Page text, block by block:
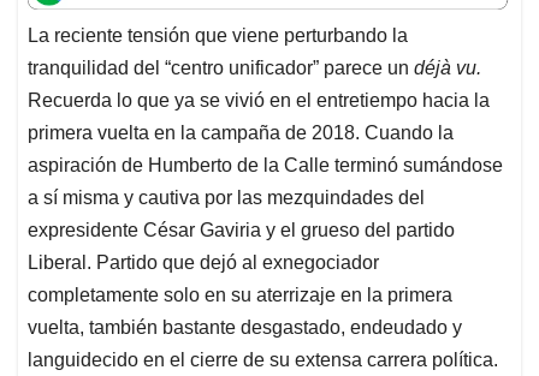
t
s
A
p
p
e
b
o
o
k
k
e
d
I
n
i
l
e
a
d
s
La reciente tensión que viene perturbando la
tranquilidad del “centro unificador” parece un déjà vu.
Recuerda lo que ya se vivió en el entretiempo hacia la
primera vuelta en la campaña de 2018. Cuando la
aspiración de Humberto de la Calle terminó sumándose
a sí misma y cautiva por las mezquindades del
expresidente César Gaviria y el grueso del partido
Liberal. Partido que dejó al exnegociador
completamente solo en su aterrizaje en la primera
vuelta, también bastante desgastado, endeudado y
languidecido en el cierre de su extensa carrera política.